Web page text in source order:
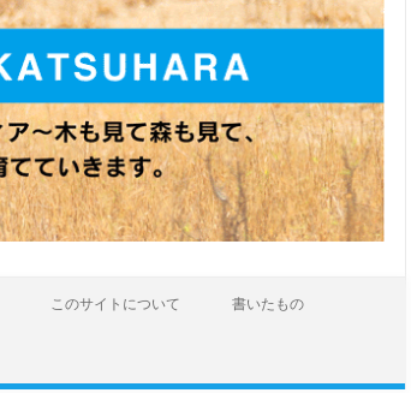
このサイトについて 書いたもの